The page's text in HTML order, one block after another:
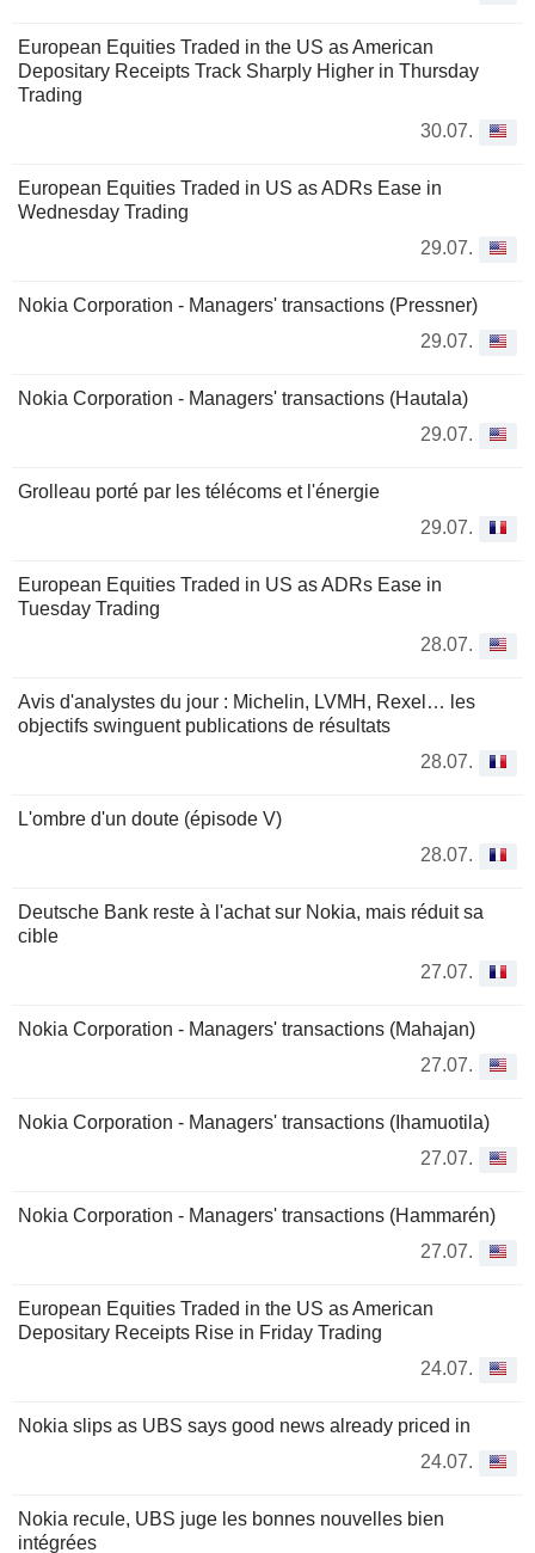
European Equities Traded in the US as American
Depositary Receipts Track Sharply Higher in Thursday
Trading
30.07.
European Equities Traded in US as ADRs Ease in
Wednesday Trading
29.07.
Nokia Corporation - Managers' transactions (Pressner)
29.07.
Nokia Corporation - Managers' transactions (Hautala)
29.07.
Grolleau porté par les télécoms et l'énergie
29.07.
European Equities Traded in US as ADRs Ease in
Tuesday Trading
28.07.
Avis d'analystes du jour : Michelin, LVMH, Rexel… les
objectifs swinguent publications de résultats
28.07.
L'ombre d'un doute (épisode V)
28.07.
Deutsche Bank reste à l'achat sur Nokia, mais réduit sa
cible
27.07.
Nokia Corporation - Managers' transactions (Mahajan)
27.07.
Nokia Corporation - Managers' transactions (Ihamuotila)
27.07.
Nokia Corporation - Managers' transactions (Hammarén)
27.07.
European Equities Traded in the US as American
Depositary Receipts Rise in Friday Trading
24.07.
Nokia slips as UBS says good news already priced in
24.07.
Nokia recule, UBS juge les bonnes nouvelles bien
intégrées